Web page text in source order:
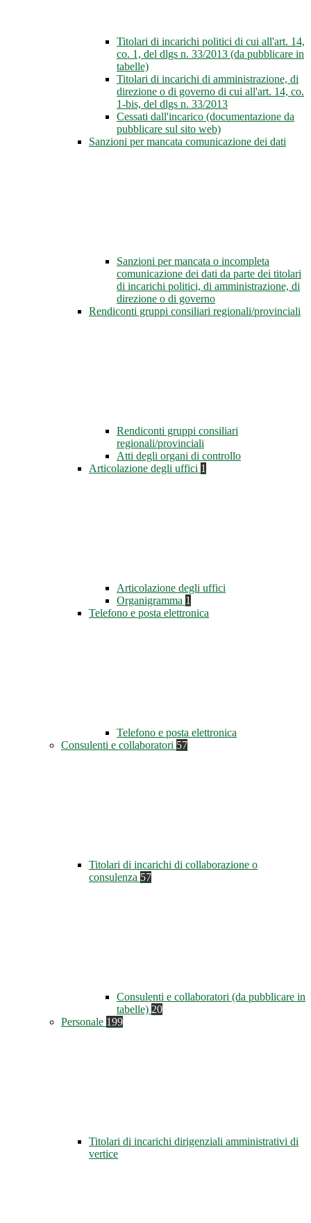
Titolari di incarichi politici di cui all'art. 14,
co. 1, del dlgs n. 33/2013 (da pubblicare in
tabelle)
Titolari di incarichi di amministrazione, di
direzione o di governo di cui all'art. 14, co.
1-bis, del dlgs n. 33/2013
Cessati dall'incarico (documentazione da
pubblicare sul sito web)
Sanzioni per mancata comunicazione dei dati
Sanzioni per mancata o incompleta
comunicazione dei dati da parte dei titolari
di incarichi politici, di amministrazione, di
direzione o di governo
Rendiconti gruppi consiliari regionali/provinciali
Rendiconti gruppi consiliari
regionali/provinciali
Atti degli organi di controllo
Articolazione degli uffici 1
Articolazione degli uffici
Organigramma 1
Telefono e posta elettronica
Telefono e posta elettronica
Consulenti e collaboratori 57
Titolari di incarichi di collaborazione o
consulenza 57
Consulenti e collaboratori (da pubblicare in
tabelle) 20
Personale 199
Titolari di incarichi dirigenziali amministrativi di
vertice